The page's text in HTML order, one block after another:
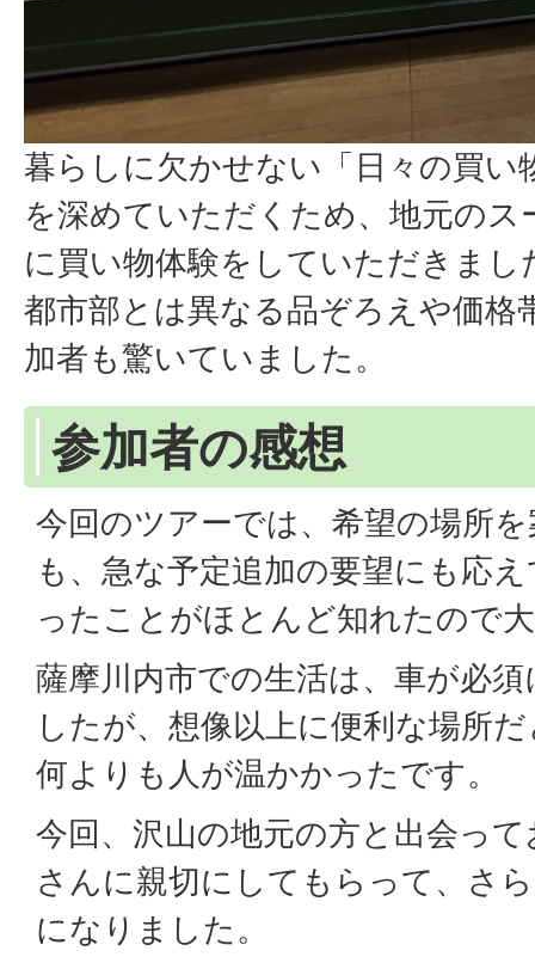
暮らしに欠かせない「日々の買い
を深めていただくため、地元のス
に買い物体験をしていただきまし
都市部とは異なる品ぞろえや価格
加者も驚いていました。
参加者の感想
今回のツアーでは、希望の場所
も、急な予定追加の要望にも応
ったことがほとんど知れたので
薩摩川内市での生活は、車が必
したが、想像以上に便利な場所
何よりも人が温かかったです。
今回、沢山の地元の方と出会っ
さんに親切にしてもらって、さ
になりました。